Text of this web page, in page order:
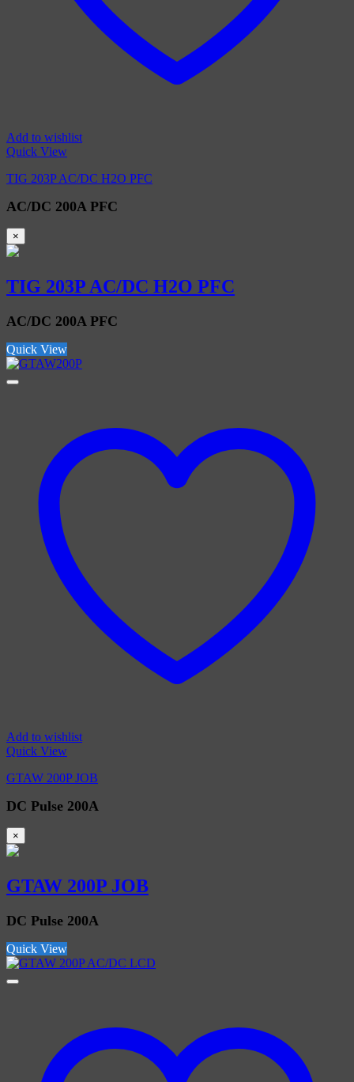
Add to wishlist
Quick View
TIG 203P AC/DC H2O PFC
AC/DC 200A PFC
×
TIG 203P AC/DC H2O PFC
AC/DC 200A PFC
Quick View
Add to wishlist
Quick View
GTAW 200P JOB
DC Pulse 200A
×
GTAW 200P JOB
DC Pulse 200A
Quick View